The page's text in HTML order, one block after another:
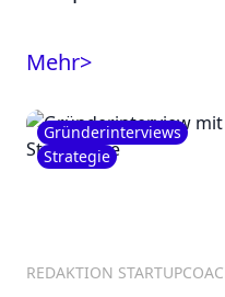
Mehr>
Gründerinterviews
Strategie
REDAKTION